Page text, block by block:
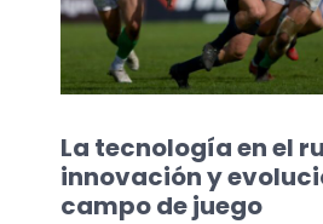
La tecnología en el
innovación y
campo de juego